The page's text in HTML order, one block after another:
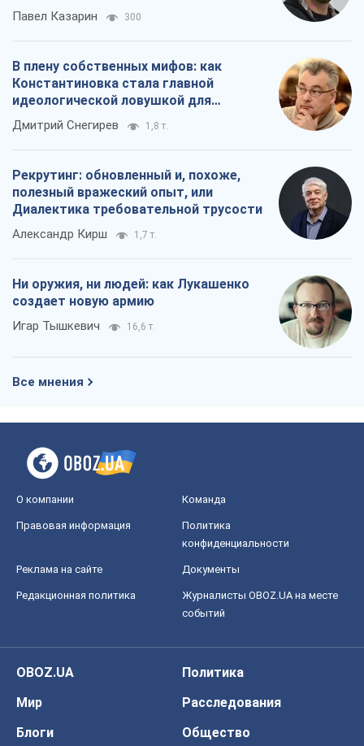
Павел Казарин 300
В плену собственных мифов: как
Константиновка стала главной
идеологической ловушкой для
российских оккупантов
Дмитрий Снегирев 1,8 т.
Рекрутинг: обновленный и, похоже,
полезный вражеский опыт, или
Диалектика требовательной трусости
Александр Кирш 1,7 т.
Ни оружия, ни людей: как Лукашенко
создает новую армию
Игар Тышкевич 16,6 т.
Все мнения
О компании Команда
Правовая информация
Политика
конфиденциальности
Реклама на сайте Документы
Редакционная политика
Журналисты OBOZ.UA на месте
событий
OBOZ.UA
Политика
Мир
Расследования
Блоги
Общество